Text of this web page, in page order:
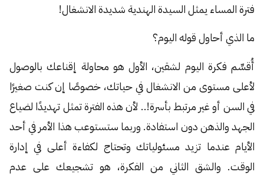
فترة المساء يمثل السيدة الهندية شديدة الانشغال!
ما الذي أحاول قوله اليوم؟
أُقسِّم فكرة اليوم لشقين، الأول هو محاولة إقناعك بالوصول
لأعلى مستوى من الانشغال في حياتك، خصوصًا إن كنت صغيرًا
في السن أو غير مرتبط بأسرة!.. لأن هذه الفترة تمثل تهديدًا لضياع
الجهد والذهن دون استفادة. وربما ستستوعب هذا الأمر في أحد
الأيام عندما تزيد مسئولياتك وتحتاج لكفاءة أعلى في إدارة
الوقت. والشق الثاني من الفكرة، هو تشجيعك على عدم